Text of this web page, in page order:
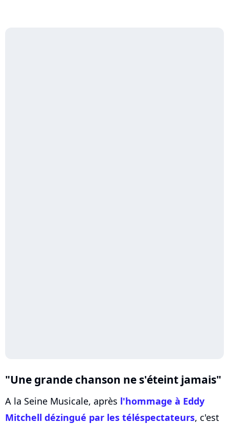
"Une grande chanson ne s'éteint jamais"
A la Seine Musicale, après l'hommage à Eddy
Mitchell dézingué par les téléspectateurs, c'est